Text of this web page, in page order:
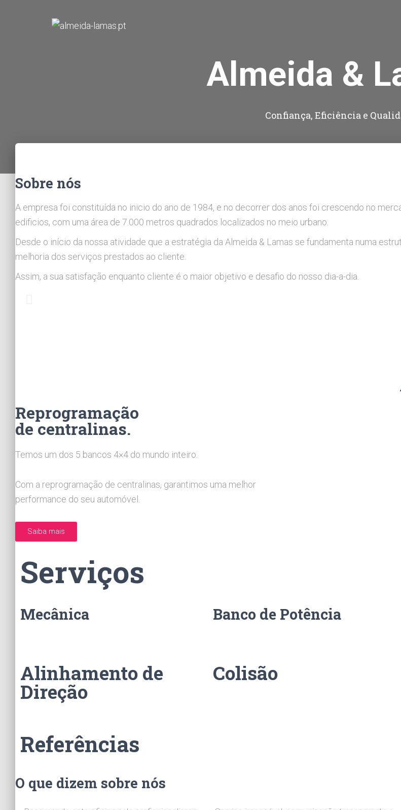
Almeida &
Confiança, Eficiência e
Sobre nós
A empresa foi constituída no inicio do ano de 1984, e no decorrer dos anos foi crescendo no
edificios, com uma área de 7.000 metros quadrados localizados no meio urbano.
Desde o início da nossa atividade que a estratégia da Almeida & Lamas se fundamenta numa
melhoria dos serviços prestados ao cliente.
Assim, a sua satisfação enquanto cliente é o maior objetivo e desafio do nosso dia-a-dia.
Reprogramação
de centralinas.
Temos um dos 5 bancos 4×4 do mundo inteiro.
Com a reprogramação de centralinas, garantimos uma melhor
performance do seu automóvel.
Saiba mais
Serviços
Mecânica Banco de Potência
Alinhamento de
Direção
Colisão
Referências
O que dizem sobre nós